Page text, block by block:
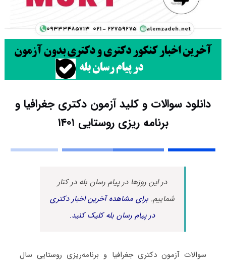
دانلود سوالات و کلید آزمون دکتری جغرافیا و
برنامه ریزی روستایی ۱۴۰۱
در این روزها در پیام رسان بله در کنار
شماییم.برای مشاهده آخرین اخبار دکتری
در پیام رسان بله کلیک کنید.
سوالات آزمون دکتری جغرافیا و برنامه‌ریزی روستایی سال